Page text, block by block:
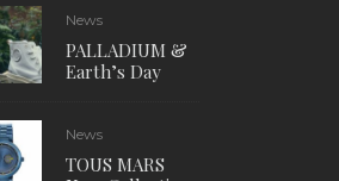
News
PALLADIUM &
Earth’s Day
News
TOUS MARS